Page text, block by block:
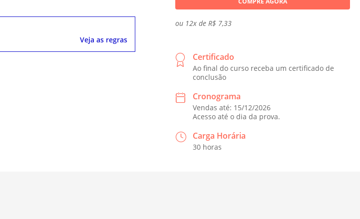
Veja as regras
ou 12x de R$ 7,33
Certificado
Ao final do curso receba um certificado de
conclusão
Cronograma
Vendas até: 15/12/2026
Acesso até o dia da prova.
Carga Horária
30 horas